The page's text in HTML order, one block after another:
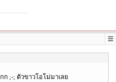
;-; ตัวขาวโอโม่มาเลย